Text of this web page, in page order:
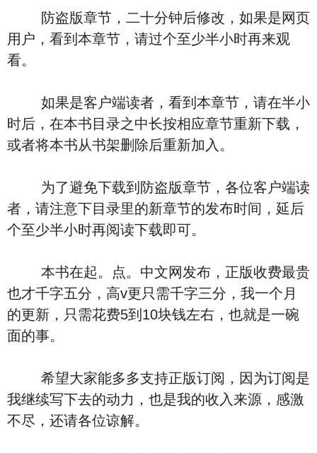
防盗版章节，二十分钟后修改，如果是网页
用户，看到本章节，请过个至少半小时再来观
看。
如果是客户端读者，看到本章节，请在半小
时后，在本书目录之中长按相应章节重新下载，
或者将本书从书架删除后重新加入。
为了避免下载到防盗版章节，各位客户端读
者，请注意下目录里的新章节的发布时间，延后
个至少半小时再阅读下载即可。
本书在起。点。中文网发布，正版收费最贵
也才千字五分，高v更只需千字三分，我一个月
的更新，只需花费5到10块钱左右，也就是一碗
面的事。
希望大家能多多支持正版订阅，因为订阅是
我继续写下去的动力，也是我的收入来源，感激
不尽，还请各位谅解。